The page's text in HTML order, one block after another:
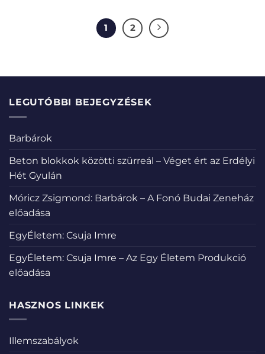
1 2
LEGUTÓBBI BEJEGYZÉSEK
Barbárok
Beton blokkok közötti szürreál – Véget ért az Erdélyi
Hét Gyulán
Móricz Zsigmond: Barbárok – A Fonó Budai Zeneház
előadása
EgyÉletem: Csuja Imre
EgyÉletem: Csuja Imre – Az Egy Életem Produkció
előadása
HASZNOS LINKEK
Illemszabályok